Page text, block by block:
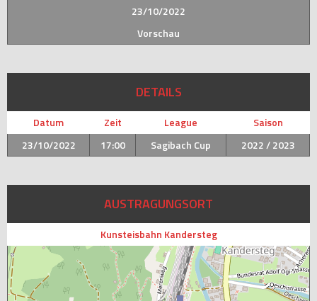
23/10/2022
Vorschau
DETAILS
Datum Zeit League
Saison
23/10/2022
17:00 Sagibach Cup 2022 / 2023
AUSTRAGUNGSORT
Kunsteisbahn Kandersteg